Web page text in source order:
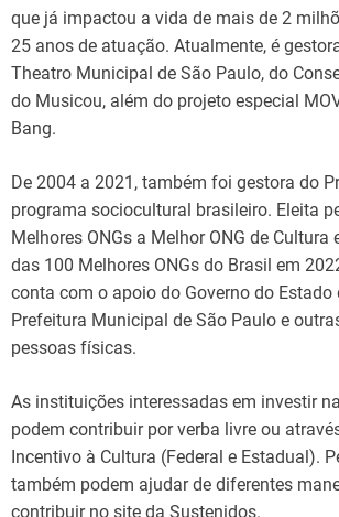
que já impactou a vida de mais de 2
25 anos de atuação. Atualmente, é
Theatro Municipal de São Paulo, do
do Musicou, além do projeto especial
Bang.
De 2004 a 2021, também foi gestora do
programa sociocultural brasileiro. Eleita
Melhores ONGs a Melhor ONG de Cultura
das 100 Melhores ONGs do Brasil em
conta com o apoio do Governo do Estado
Prefeitura Municipal de São Paulo e
pessoas físicas.
As instituições interessadas em investir
podem contribuir por verba livre ou
Incentivo à Cultura (Federal e Estadual).
também podem ajudar de diferentes
contribuir no site da Sustenidos.